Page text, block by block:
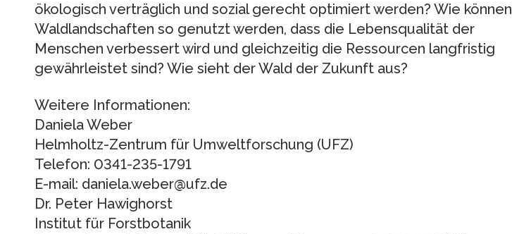
ökologisch verträglich und sozial gerecht optimiert werden? Wie können
Waldlandschaften so genutzt werden, dass die Lebensqualität der
Menschen verbessert wird und gleichzeitig die Ressourcen langfristig
gewährleistet sind? Wie sieht der Wald der Zukunft aus?
Weitere Informationen:
Daniela Weber
Helmholtz-Zentrum für Umweltforschung (UFZ)
Telefon: 0341-235-1791
E-mail: daniela.weber@ufz.de
Dr. Peter Hawighorst
Institut für Forstbotanik